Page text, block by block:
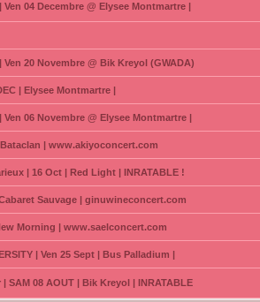
04 Decembre @ Elysee Montmartre |
20 Novembre @ Bik Kreyol (GWADA)
| Elysee Montmartre |
06 Novembre @ Elysee Montmartre |
Bataclan | www.akiyoconcert.com
| 16 Oct | Red Light | INRATABLE !
Sauvage | ginuwineconcert.com
Morning | www.saelconcert.com
| Ven 25 Sept | Bus Palladium |
SAM 08 AOUT | Bik Kreyol | INRATABLE